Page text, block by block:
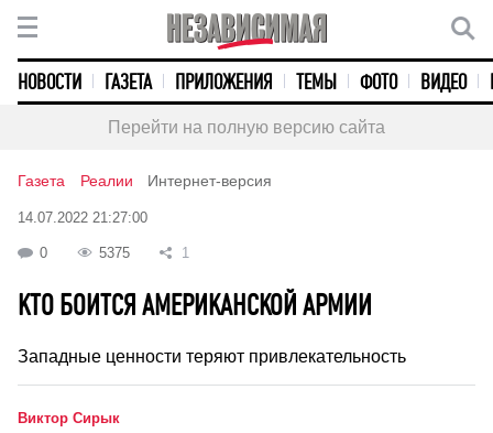
НОВОСТИ ГАЗЕТА ПРИЛОЖЕНИЯ ТЕМЫ ФОТО ВИДЕО
Перейти на полную версию сайта
Газета Реалии Интернет-версия
14.07.2022 21:27:00
0 5375 1
КТО БОИТСЯ АМЕРИКАНСКОЙ АРМИИ
Западные ценности теряют привлекательность
Виктор Сирык